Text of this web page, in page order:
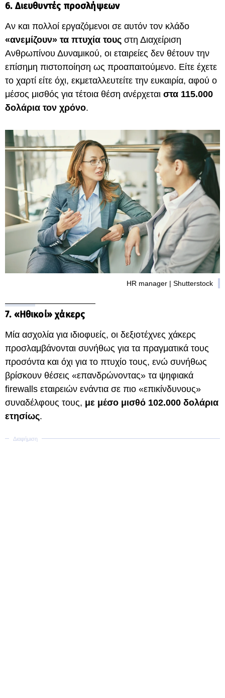
6. Διευθυντές προσλήψεων
Αν και πολλοί εργαζόμενοι σε αυτόν τον κλάδο
«ανεμίζουν» τα πτυχία τους στη Διαχείριση
Ανθρωπίνου Δυναμικού, οι εταιρείες δεν θέτουν την
επίσημη πιστοποίηση ως προαπαιτούμενο. Είτε έχετε
το χαρτί είτε όχι, εκμεταλλευτείτε την ευκαιρία, αφού ο
μέσος μισθός για τέτοια θέση ανέρχεται στα 115.000
δολάρια τον χρόνο.
HR manager | Shutterstock
7. «Ηθικοί» χάκερς
Μία ασχολία για ιδιοφυείς, οι δεξιοτέχνες χάκερς
προσλαμβάνονται συνήθως για τα πραγματικά τους
προσόντα και όχι για το πτυχίο τους, ενώ συνήθως
βρίσκουν θέσεις «επανδρώνοντας» τα ψηφιακά
firewalls εταιρειών ενάντια σε πιο «επικίνδυνους»
συναδέλφους τους, με μέσο μισθό 102.000 δολάρια
ετησίως.